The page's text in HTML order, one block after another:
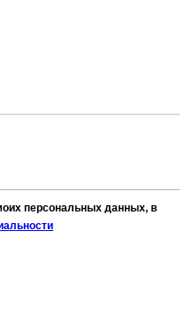
персональных данных, в